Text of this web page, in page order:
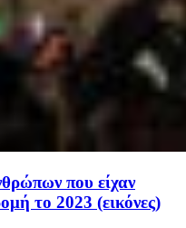
που είχαν
το 2023 (εικόνες)